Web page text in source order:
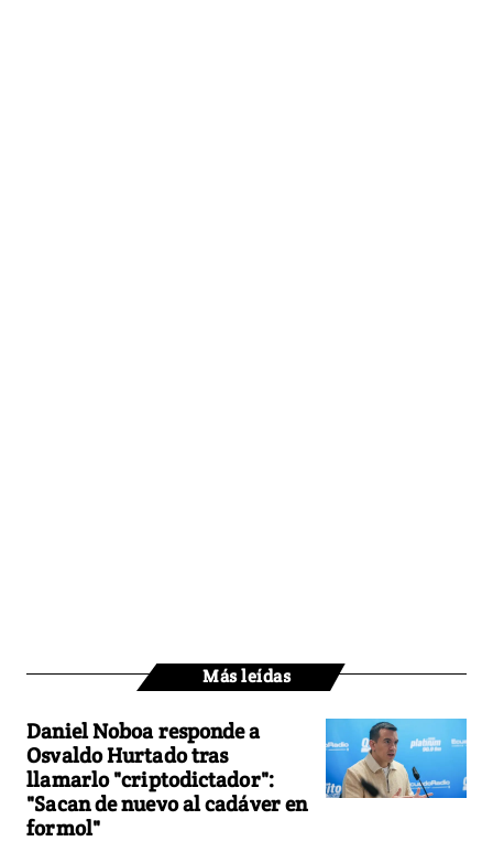
Más leídas
Daniel Noboa responde a
Osvaldo Hurtado tras
llamarlo "criptodictador":
"Sacan de nuevo al cadáver en
formol"